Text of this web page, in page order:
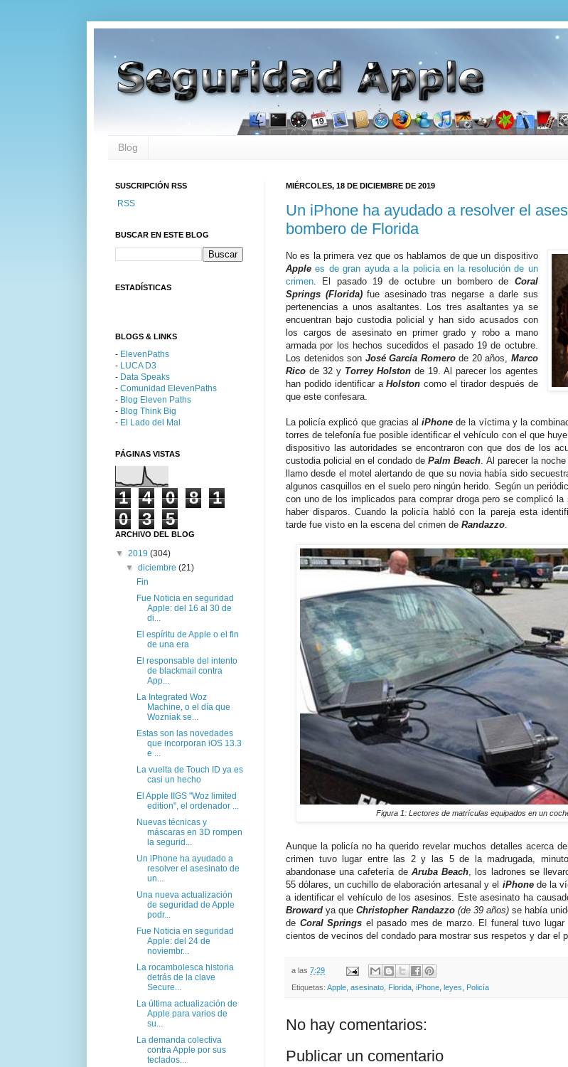
Blog
MIÉRCOLES, 18 DE DICIEMBRE DE 2019
Un iPhone ha ayudado a resolver el
bombero de Florida
No es la primera vez que os hablamos de que un dispositivo
Applees de gran ayuda a la policía en la resolución de un
crimen. El pasado 19 de octubre un bombero de Coral
Springs (Florida)fue asesinado tras negarse a darle sus
pertenencias a unos asaltantes. Los tres asaltantes ya se
encuentran bajo custodia policial y han sido acusados con
los cargos de asesinato en primer grado y robo a mano
armada por los hechos sucedidos el pasado 19 de octubre.
Los detenidos son José García Romerode 20 años, Marco
Rico de 32 y Torrey Holstonde 19. Al parecer los agentes
han podido identificar aHolstoncomo el tirador después de
que este confesara.
La policía explicó que gracias aliPhonede la víctima y la
torres de telefonía fue posible identificar el vehículo con el que
dispositivo las autoridades se encontraron con que dos de los
custodia policial en el condado dePalm Beach. Al parecer la
llamo desde el motel alertando de que su novia había sido
algunos casquillos en el suelo pero ningún herido. Según un
con uno de los implicados para comprar droga pero se complicó
haber disparos. Cuando la policía habló con la pareja esta
tarde fue visto en la escena del crimen de Randazzo.
Figura 1: Lectores de matrículas equipados en un
Aunque la policía no ha querido revelar muchos detalles acerca
crimen tuvo lugar entre las 2 y las 5 de la madrugada,
abandonase una cafetería de Aruba Beach, los ladrones se
55 dólares, un cuchillo de elaboración artesanal y el iPhone de la
a identificar el vehículo de los asesinos. Este asesinato ha
Browardya queChristopher Randazzo (de 39 años) se había
de Coral Springs el pasado mes de marzo. El funeral tuvo
cientos de vecinos del condado para mostrar sus respetos y dar el
a las 7:29
Etiquetas: Apple, asesinato, Florida, iPhone, leyes, Policía
No hay comentarios:
Publicar un comentario
SUSCRIPCIÓN RSS
RSS
BUSCAR EN ESTE BLOG
ESTADÍSTICAS
BLOGS & LINKS
- ElevenPaths
- LUCA D3
- Data Speaks
- Comunidad ElevenPaths
- Blog Eleven Paths
- Blog Think Big
- El Lado del Mal
PÁGINAS VISTAS
1 4 0 8
1
0
3 5
ARCHIVO DEL BLOG
▼ 2019 (304)
▼diciembre(21)
Fin
Fue Noticia en seguridad
Apple: del 16 al 30 de
di...
El espíritu de Apple o el fin
de una era
El responsable del intento
de blackmail contra
App...
La Integrated Woz
Machine, o el día que
Wozniak se...
Estas son las novedades
que incorporan iOS 13.3
e ...
La vuelta de Touch ID ya es
casi un hecho
El Apple IIGS "Woz limited
edition", el ordenador ...
Nuevas técnicas y
máscaras en 3D rompen
la segurid...
Un iPhone ha ayudado a
resolver el asesinato de
un...
Una nueva actualización
de seguridad de Apple
podr...
Fue Noticia en seguridad
Apple: del 24 de
noviembr...
La rocambolesca historia
detrás de la clave
Secure...
La última actualización de
Apple para varios de
su...
La demanda colectiva
contra Apple por sus
teclados...